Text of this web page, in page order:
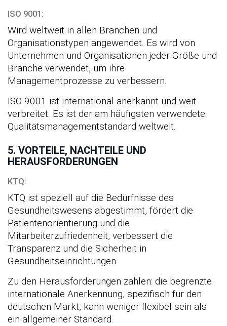
ISO 9001:
Wird weltweit in allen Branchen und
Organisationstypen angewendet. Es wird von
Unternehmen und Organisationen jeder Größe und
Branche verwendet, um ihre
Managementprozesse zu verbessern.
ISO 9001 ist international anerkannt und weit
verbreitet. Es ist der am häufigsten verwendete
Qualitätsmanagementstandard weltweit.
5. VORTEILE, NACHTEILE UND
HERAUSFORDERUNGEN
KTQ:
KTQ ist speziell auf die Bedürfnisse des
Gesundheitswesens abgestimmt, fördert die
Patientenorientierung und die
Mitarbeiterzufriedenheit, verbessert die
Transparenz und die Sicherheit in
Gesundheitseinrichtungen.
Zu den Herausforderungen zählen: die begrenzte
internationale Anerkennung, spezifisch für den
deutschen Markt, kann weniger flexibel sein als
ein allgemeiner Standard.